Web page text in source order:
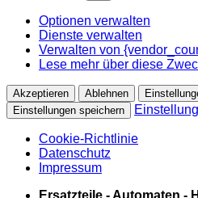
Optionen verwalten
Dienste verwalten
Verwalten von
Lese mehr über diese
Akzeptieren Ablehnen
Einstellungen speichern
Cookie-Richtlinie
Datenschutz
Impressum
Zum